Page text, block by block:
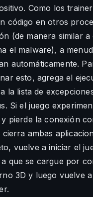
Como los
código en otros
(de manera similar a
el malware), a
automáticamente.
esto, agrega el
la lista de
Si el juego
pierde la conexión
cierra ambas
vuelve a iniciar el
que se cargue por
3D y luego vuelve